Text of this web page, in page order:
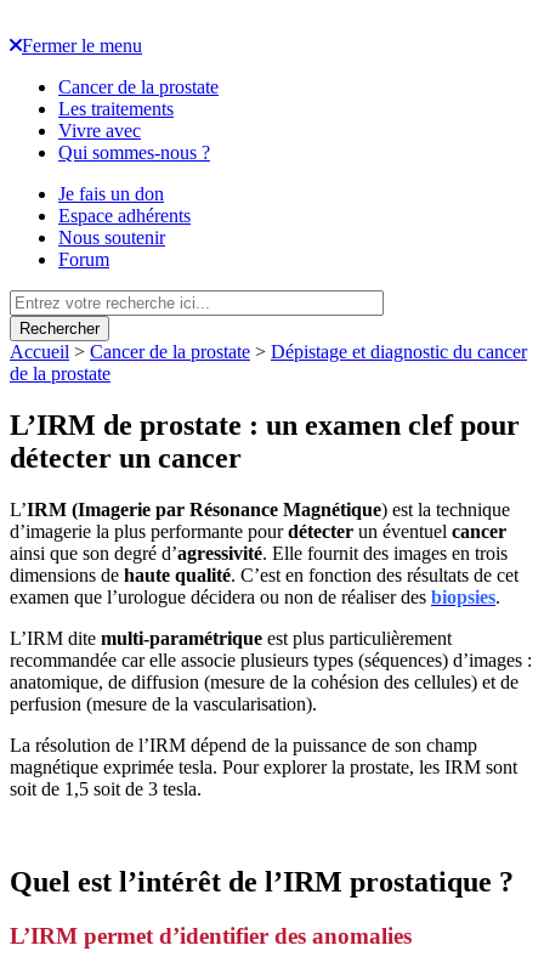
Fermer le menu
Cancer de la prostate
Les traitements
Vivre avec
Qui sommes-nous ?
Je fais un don
Espace adhérents
Nous soutenir
Forum
Rechercher
Accueil > Cancer de la prostate > Dépistage et diagnostic du cancer
de la prostate
L’IRM de prostate : un examen clef pour
détecter un cancer
L’IRM (Imagerie par Résonance Magnétique) est la technique
d’imagerie la plus performante pourdétecter un éventuel cancer
ainsi que son degré d’agressivité. Elle fournit des images en trois
dimensions de haute qualité. C’est en fonction des résultats de cet
examen que l’urologue décidera ou non de réaliser des biopsies.
L’IRM dite multi-paramétrique est plus particulièrement
recommandée car elle associe plusieurs types (séquences) d’images :
anatomique, de diffusion (mesure de la cohésion des cellules) et de
perfusion (mesure de la vascularisation).
La résolution de l’IRM dépend de la puissance de son champ
magnétique exprimée tesla. Pour explorer la prostate, les IRM sont
soit de 1,5 soit de 3 tesla.
Quel est l’intérêt de l’IRM prostatique ?
L’IRM permet d’identifier des anomalies